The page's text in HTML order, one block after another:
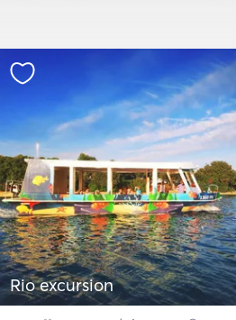
Rio excursion